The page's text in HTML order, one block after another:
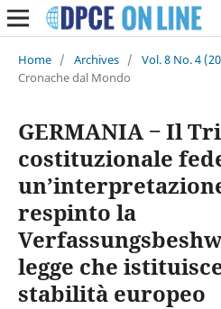
Home / Archives / Vol. 8 No. 4
Cronache dal Mondo
GERMANIA ‒ Il
costituzionale
respinto la
legge che
stabilità europeo